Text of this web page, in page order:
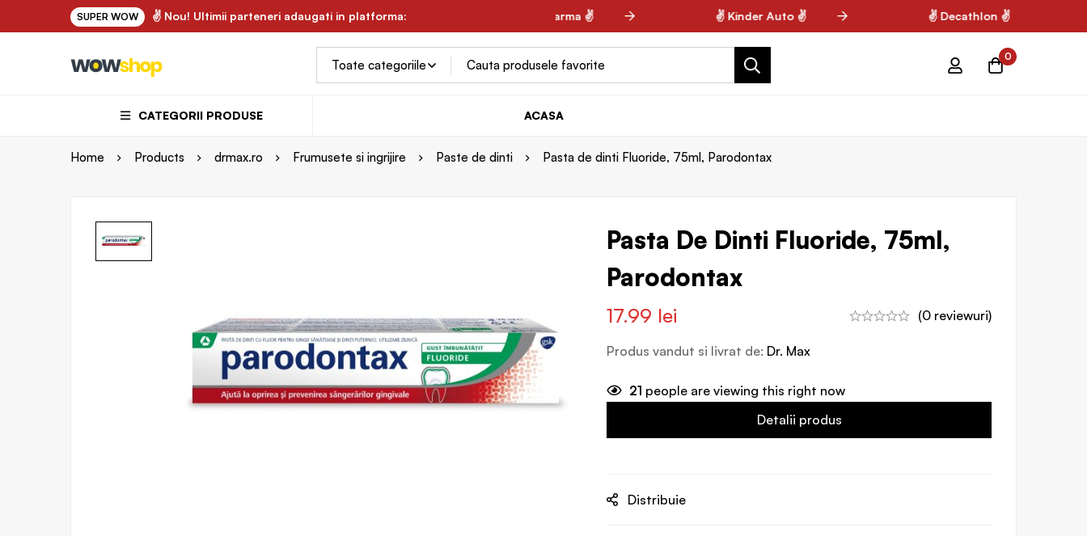
SUPER WOW ✌ Nou! Ultimii parteneri adaugati in platforma:
✌ FLORY.ro - uleiuri vegetale si ape florale bio 100% naturale ✌ ✌ Spring Farma ✌ ✌ Kinder Auto ✌ ✌ Decathlon ✌
0
CATEGORII PRODUSE ACASA
Home Products drmax.ro Frumusete si ingrijire Paste de dinti Pasta de dinti Fluoride, 75ml, Parodontax
Pasta De Dinti Fluoride, 75ml,
Parodontax
17.99 lei (0 reviewuri)
Produs vandut si livrat de: Dr. Max
21 people are viewing this right now
Detalii produs
Distribuie